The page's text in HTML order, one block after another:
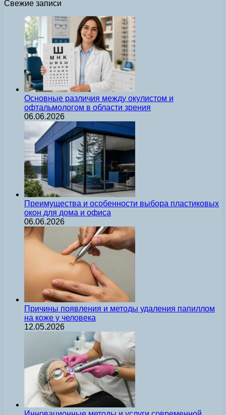
Свежие записи
Основные различия между окулистом и
офтальмологом в области зрения
06.06.2026
Преимущества и особенности выбора пластиковых
окон для дома и офиса
06.06.2026
Причины появления и методы удаления папиллом
на коже у человека
12.05.2026